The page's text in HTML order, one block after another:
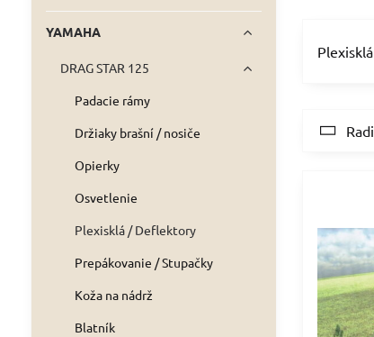
Plexisklá
YAMAHA
DRAG STAR 125
Padacie rámy
Držiaky brašní / nosiče
Opierky
Osvetlenie
Plexisklá / Deflektory
Prepákovanie / Stupačky
Koža na nádrž
Blatník